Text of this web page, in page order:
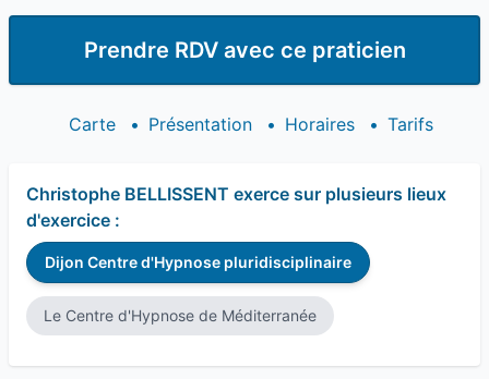
Prendre RDV avec ce praticien
Carte • Présentation • Horaires • Tarifs
Christophe BELLISSENT exerce sur plusieurs lieux
d'exercice :
Dijon Centre d'Hypnose pluridisciplinaire
Le Centre d'Hypnose de Méditerranée